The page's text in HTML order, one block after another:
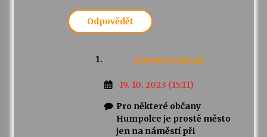
Odpovědět
Anonym napsal:
19. 10. 2023 (15:11)
Pro některé občany
Humpolce je prostě město
jen na náměstí při